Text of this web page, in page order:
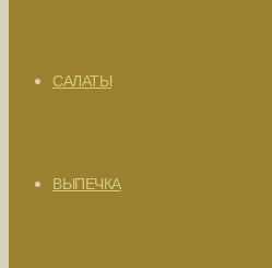
САЛАТЫ
ВЫПЕЧКА